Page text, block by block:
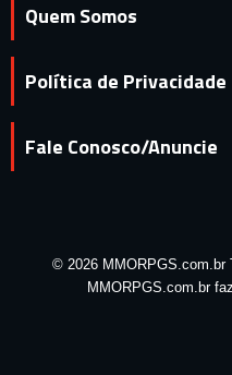
Quem Somos
Política de Privacidade
Fale Conosco/Anuncie
© 2026 MMORPGS.com.br
MMORPGS.com.br